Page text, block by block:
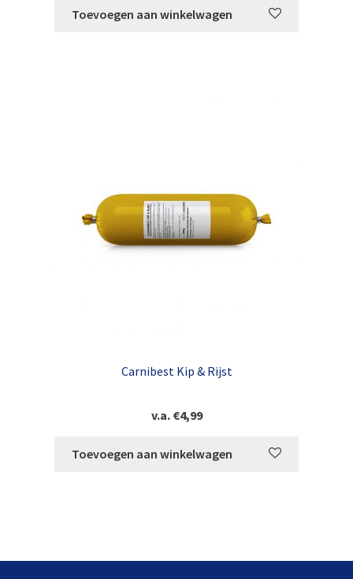
Toevoegen aan winkelwagen
Carnibest Kip & Rijst
v.a. €4,99
Toevoegen aan winkelwagen